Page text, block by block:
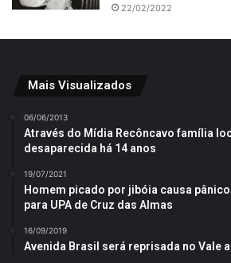
22/02/2022
Mais Visualizados
06/06/2013
Através do Mídia Recôncavo família
desaparecida há 14 anos
19/07/2021
Homem picado por jibóia causa
para UPA de Cruz das Almas
16/09/2019
Avenida Brasil será reprisada no Vale